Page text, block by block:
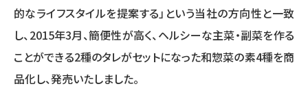
的なライフスタイルを提案する」という当社の方向性と一致
し、2015年3月、簡便性が高く、ヘルシーな主菜・副菜を作る
ことができる2種のタレがセットになった和惣菜の素4種を商
品化し、発売いたしました。